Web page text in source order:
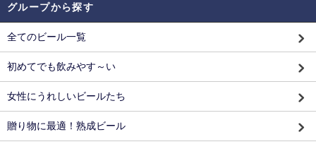
グループから探す
全てのビール一覧
初めてでも飲みやす～い
女性にうれしいビールたち
贈り物に最適！熟成ビール